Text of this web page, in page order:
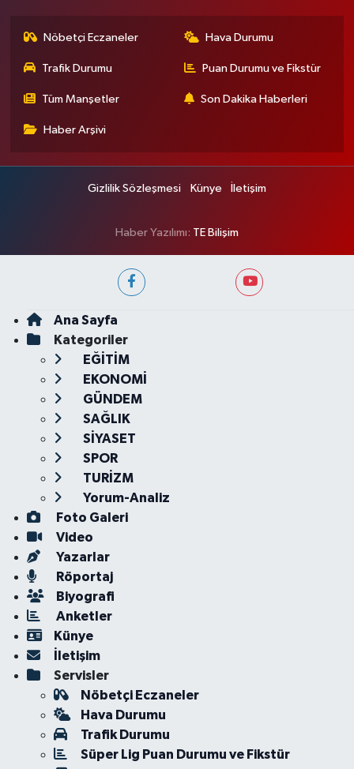
Nöbetçi Eczaneler Hava Durumu
Trafik Durumu Puan Durumu ve Fikstür
Tüm Manşetler Son Dakika Haberleri
Haber Arşivi
Gizlilik Sözleşmesi Künye İletişim
Haber Yazılımı: TE Bilişim
Ana Sayfa
Kategoriler
EĞİTİM
EKONOMİ
GÜNDEM
SAĞLIK
SİYASET
SPOR
TURİZM
Yorum-Analiz
Foto Galeri
Video
Yazarlar
Röportaj
Biyografi
Anketler
Künye
İletişim
Servisler
Nöbetçi Eczaneler
Hava Durumu
Trafik Durumu
Süper Lig Puan Durumu ve Fikstür